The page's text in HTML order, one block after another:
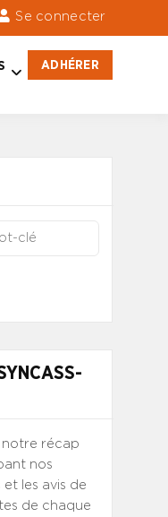
Se connecter
ADHÉRER
notre récap
nos
les avis de
de chaque